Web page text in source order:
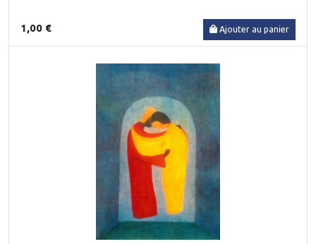
1,00 € Ajouter au panier